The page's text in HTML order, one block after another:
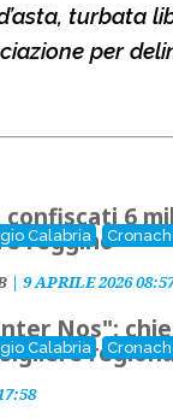
turbata
per
Calabria
confiscati 6
reggino
| 9 APRILE 2026
Calabria
Nos":